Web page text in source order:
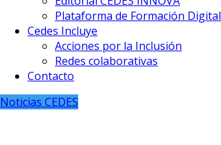
Plataforma de Formación Digital
Cedes Incluye
Acciones por la Inclusión
Redes colaborativas
Contacto
Noticias CEDES